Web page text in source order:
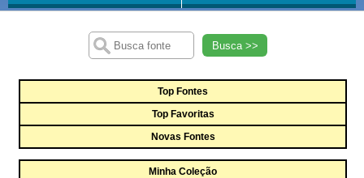
Busca >>
Top Fontes
Top Favoritas
Novas Fontes
Minha Coleção